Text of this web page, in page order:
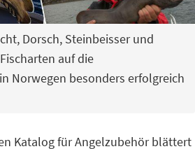
Dorsch, Steinbeisser und
auf die
Norwegen besonders erfolgreich
Katalog für Angelzubehör blättert